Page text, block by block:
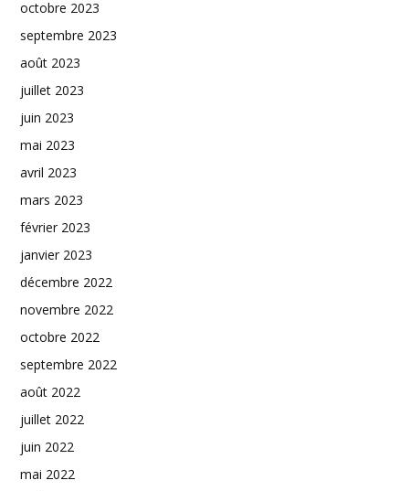
octobre 2023
septembre 2023
août 2023
juillet 2023
juin 2023
mai 2023
avril 2023
mars 2023
février 2023
janvier 2023
décembre 2022
novembre 2022
octobre 2022
septembre 2022
août 2022
juillet 2022
juin 2022
mai 2022